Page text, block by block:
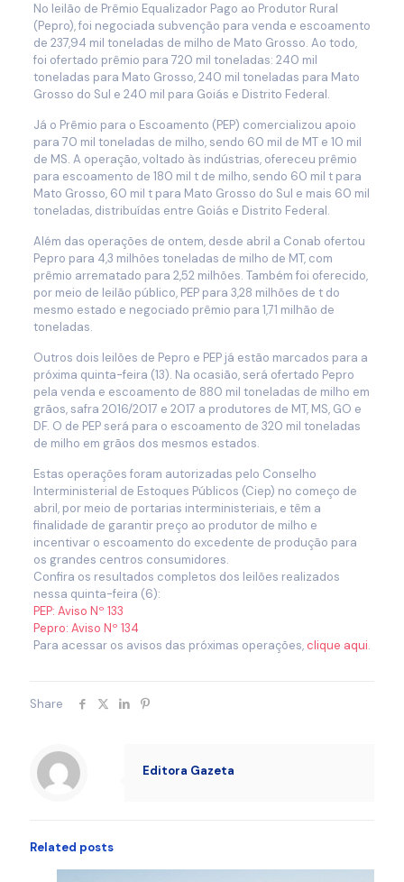
No leilão de Prêmio Equalizador Pago ao Produtor Rural
(Pepro), foi negociada subvenção para venda e escoamento
de 237,94 mil toneladas de milho de Mato Grosso. Ao todo,
foi ofertado prêmio para 720 mil toneladas: 240 mil
toneladas para Mato Grosso, 240 mil toneladas para Mato
Grosso do Sul e 240 mil para Goiás e Distrito Federal.
Já o Prêmio para o Escoamento (PEP) comercializou apoio
para 70 mil toneladas de milho, sendo 60 mil de MT e 10 mil
de MS. A operação, voltado às indústrias, ofereceu prêmio
para escoamento de 180 mil t de milho, sendo 60 mil t para
Mato Grosso, 60 mil t para Mato Grosso do Sul e mais 60 mil
toneladas, distribuídas entre Goiás e Distrito Federal.
Além das operações de ontem, desde abril a Conab ofertou
Pepro para 4,3 milhões toneladas de milho de MT, com
prêmio arrematado para 2,52 milhões. Também foi oferecido,
por meio de leilão público, PEP para 3,28 milhões de t do
mesmo estado e negociado prêmio para 1,71 milhão de
toneladas.
Outros dois leilões de Pepro e PEP já estão marcados para a
próxima quinta-feira (13). Na ocasião, será ofertado Pepro
pela venda e escoamento de 880 mil toneladas de milho em
grãos, safra 2016/2017 e 2017 a produtores de MT, MS, GO e
DF. O de PEP será para o escoamento de 320 mil toneladas
de milho em grãos dos mesmos estados.
Estas operações foram autorizadas pelo Conselho
Interministerial de Estoques Públicos (Ciep) no começo de
abril, por meio de portarias interministeriais, e têm a
finalidade de garantir preço ao produtor de milho e
incentivar o escoamento do excedente de produção para
os grandes centros consumidores.
Confira os resultados completos dos leilões realizados
nessa quinta-feira (6):
PEP: Aviso Nº 133
Pepro: Aviso Nº 134
Para acessar os avisos das próximas operações, clique aqui.
Share
Editora Gazeta
Related posts